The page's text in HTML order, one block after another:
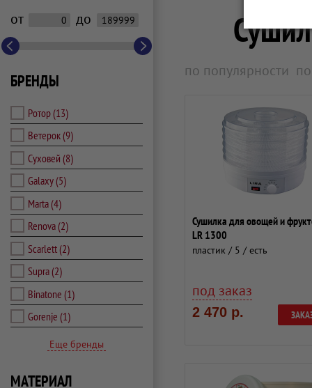
от до
БРЕНДЫ
Ротор(13)
Ветерок(9)
Суховей (8)
Galaxy(5)
Marta(4)
Renova(2)
Scarlett(2)
Supra(2)
Binatone (1)
Gorenje (1)
Еще бренды
МАТЕРИАЛ
по популярности
Сушилка для овощей и
LR 1300
пластик / 5 / есть
под заказ
2 470 р.